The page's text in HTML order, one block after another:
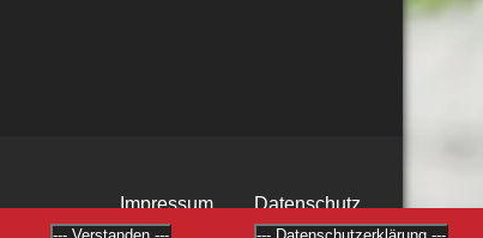
Impressum
Datenschutz
--- Verstanden ---